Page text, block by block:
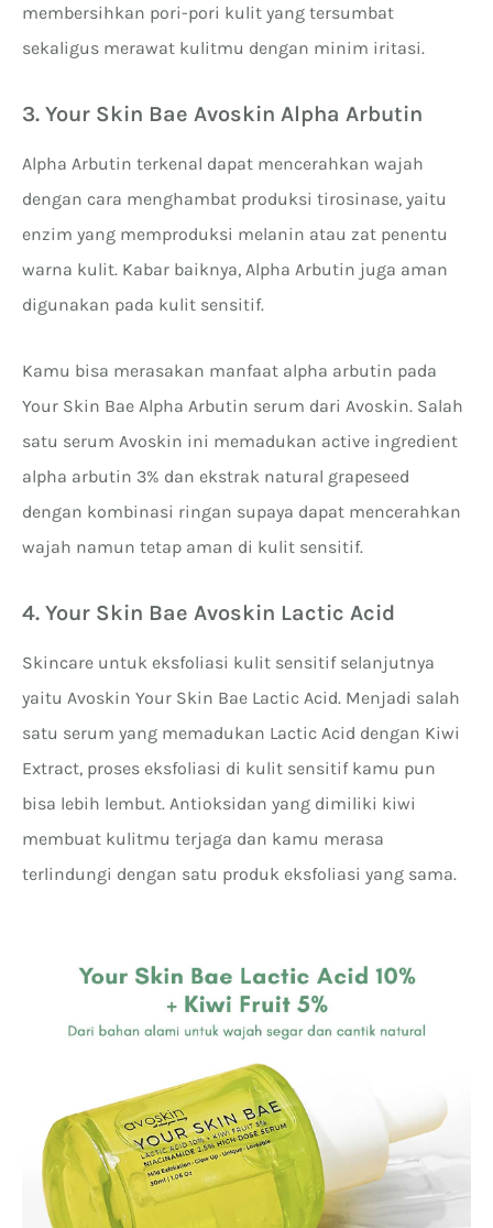
membersihkan pori-pori kulit yang tersumbat
sekaligus merawat kulitmu dengan minim iritasi.
3. Your Skin Bae Avoskin Alpha Arbutin
Alpha Arbutin terkenal dapat mencerahkan wajah
dengan cara menghambat produksi tirosinase, yaitu
enzim yang memproduksi melanin atau zat penentu
warna kulit. Kabar baiknya, Alpha Arbutin juga aman
digunakan pada kulit sensitif.
Kamu bisa merasakan manfaat alpha arbutin pada
Your Skin Bae Alpha Arbutin serum dari Avoskin. Salah
satu serum Avoskin ini memadukan active ingredient
alpha arbutin 3% dan ekstrak natural grapeseed
dengan kombinasi ringan supaya dapat mencerahkan
wajah namun tetap aman di kulit sensitif.
4. Your Skin Bae Avoskin Lactic Acid
Skincare untuk eksfoliasi kulit sensitif selanjutnya
yaitu Avoskin Your Skin Bae Lactic Acid. Menjadi salah
satu serum yang memadukan Lactic Acid dengan Kiwi
Extract, proses eksfoliasi di kulit sensitif kamu pun
bisa lebih lembut. Antioksidan yang dimiliki kiwi
membuat kulitmu terjaga dan kamu merasa
terlindungi dengan satu produk eksfoliasi yang sama.